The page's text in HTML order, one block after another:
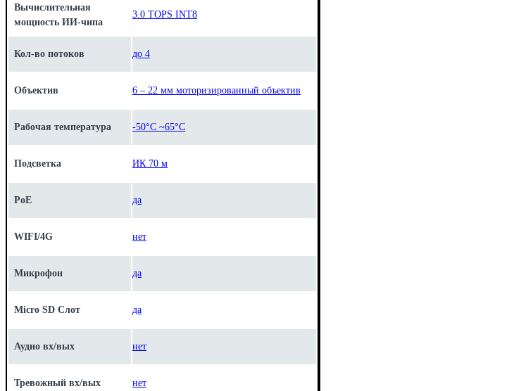
Вычислительная
мощность ИИ-чипа
3.0 TOPS INT8
Кол-во потоков до 4
Объектив 6 – 22 мм моторизированный объектив
Рабочая температура -50°C ~65°C
Подсветка ИК 70 м
PoE да
WIFI/4G нет
Микрофон да
Micro SD Слот да
Аудио вх/вых нет
Тревожный вх/вых нет